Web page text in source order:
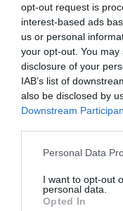
opt-out request is
interest-based ads
us or personal
your opt-out. You
disclosure of your
IAB’s list of
also be disclosed by
Downstream
Please note that this
not limited to your
grant or deny
use your data for
Personal Data
I want to opt-out
personal data.
Opted In
Késik az
bevezetése
Legutóbbi